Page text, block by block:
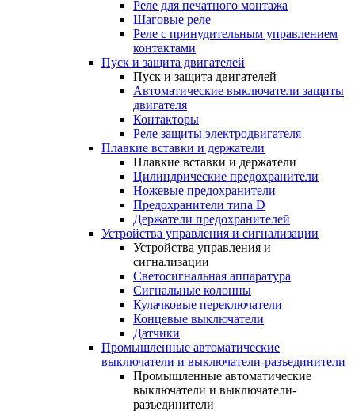
Реле для печатного монтажа
Шаговые реле
Реле с принудительным управлением
контактами
Пуск и защита двигателей
Пуск и защита двигателей
Автоматические выключатели защиты
двигателя
Контакторы
Реле защиты электродвигателя
Плавкие вставки и держатели
Плавкие вставки и держатели
Цилиндрические предохранители
Ножевые предохранители
Предохранители типа D
Держатели предохранителей
Устройства управления и сигнализации
Устройства управления и
сигнализации
Светосигнальная аппаратура
Сигнальные колонны
Кулачковые переключатели
Концевые выключатели
Датчики
Промышленные автоматические
выключатели и выключатели-разъединители
Промышленные автоматические
выключатели и выключатели-
разъединители